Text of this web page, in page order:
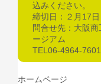
込みください。
締切日：２月17日
問合せ先：大阪
ージアム
TEL06-4964-
ホームページ